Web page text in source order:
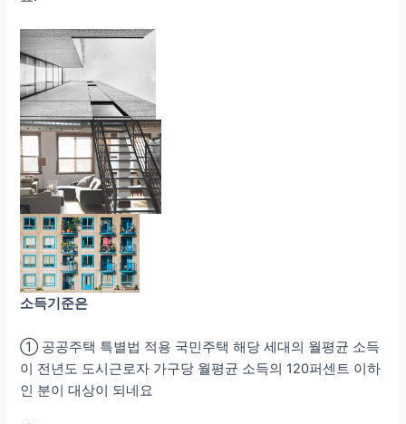
소득기준은
① 공공주택 특별법 적용 국민주택 해당 세대의 월평균 소득
이 전년도 도시근로자 가구당 월평균 소득의 120퍼센트 이하
인 분이 대상이 되네요